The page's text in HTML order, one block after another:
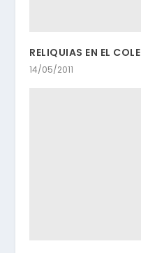
RELIQUIAS EN EL
14/05/2011